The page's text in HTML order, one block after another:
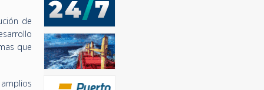
de
que